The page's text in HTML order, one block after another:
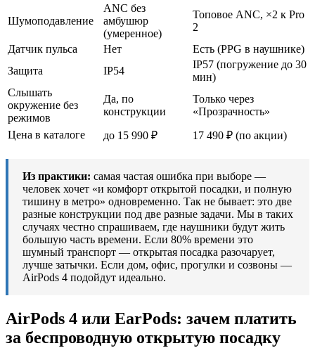
Шумоподавление
ANC без
амбушюр
(умеренное)
Топовое ANC, ×2 к Pro
2
Датчик пульса
Нет
Есть (PPG в наушнике)
Защита
IP54
IP57 (погружение до 30
мин)
Слышать
окружение без
режимов
Да, по
конструкции
Только через
«Прозрачность»
Цена в каталоге
до 15 990 ₽ 17 490 ₽ (по акции)
Из практики: самая частая ошибка при выборе —
человек хочет «и комфорт открытой посадки, и полную
тишину в метро» одновременно. Так не бывает: это две
разные конструкции под две разные задачи. Мы в таких
случаях честно спрашиваем, где наушники будут жить
большую часть времени. Если 80% времени это
шумный транспорт — открытая посадка разочарует,
лучше затычки. Если дом, офис, прогулки и созвоны —
AirPods 4 подойдут идеально.
AirPods 4 или EarPods: зачем платить
за беспроводную открытую посадку